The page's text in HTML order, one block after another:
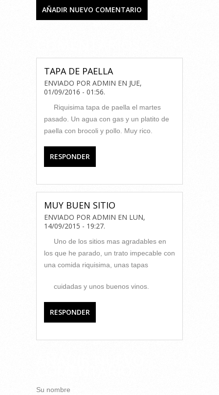
AÑADIR NUEVO COMENTARIO
TAPA DE PAELLA
ENVIADO POR ADMIN EN JUE,
01/09/2016 - 01:56.
Riquisima tapa de paella el martes
pasado. Un agua con gas y un platito de
paella con brocoli y pollo. Muy rico.
RESPONDER
MUY BUEN SITIO
ENVIADO POR ADMIN EN LUN,
14/09/2015 - 19:27.
Uno de los sitios mas agradables en
los que he parado, un trato impecable con
una comida riquisima, unas tapas
cuidadas y unos buenos vinos.
RESPONDER
Su nombre